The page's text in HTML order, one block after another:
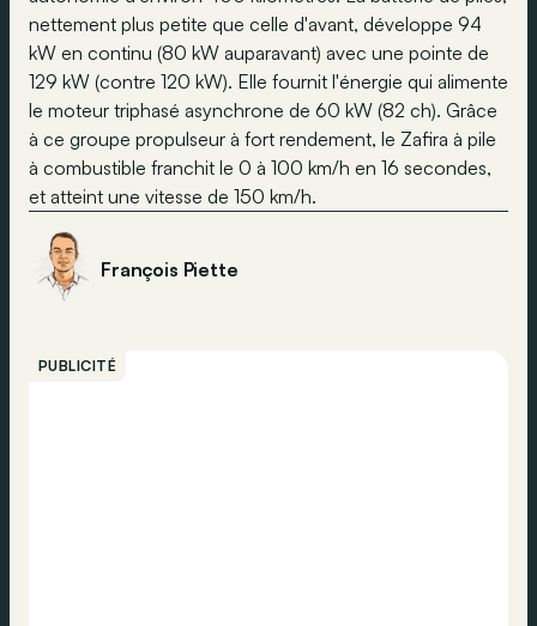
nettement plus petite que celle d'avant, développe 94
kW en continu (80 kW auparavant) avec une pointe de
129 kW (contre 120 kW). Elle fournit l'énergie qui alimente
le moteur triphasé asynchrone de 60 kW (82 ch). Grâce
à ce groupe propulseur à fort rendement, le Zafira à pile
à combustible franchit le 0 à 100 km/h en 16 secondes,
et atteint une vitesse de 150 km/h.
François Piette
PUBLICITÉ